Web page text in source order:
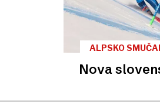
ALPSKO
Nova